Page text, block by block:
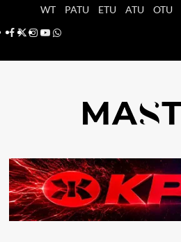
WT PATU ETU ATU OTU
Facebook
X Instagram
YouTube
Whatsapp